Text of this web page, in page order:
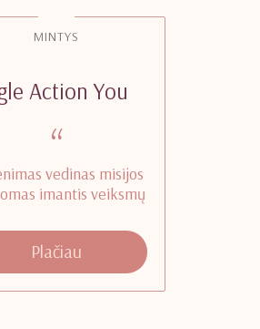
MINTYS
Action You
“
vedinas misijos
imantis veiksmų
Plačiau